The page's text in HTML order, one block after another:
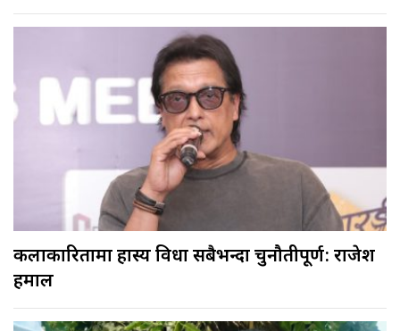
कलाकारितामा हास्य विधा सबैभन्दा चुनौतीपूर्ण: राजेश
हमाल